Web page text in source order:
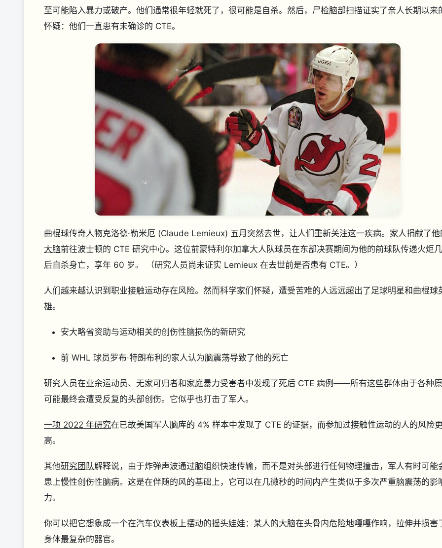
至可能陷入暴力或破产。他们通常很年轻就死了，很可能是自杀。然后，尸检脑部扫描证实了亲人长期以来
怀疑：他们一直患有未确诊的 CTE。
曲棍球传奇人物克洛德·勒米厄 (Claude Lemieux) 五月突然去世，让人们重新关注这一疾病。 家人捐献了他
大脑前往波士顿的 CTE 研究中心。这位前蒙特利尔加拿大人队球员在东部决赛期间为他的前球队传递火炬
后自杀身亡，享年 60 岁。 （研究人员尚未证实 Lemieux 在去世前是否患有 CTE。）
人们越来越认识到职业接触运动存在风险。然而科学家们怀疑，遭受苦难的人远远超出了足球明星和曲棍球
雄。
安大略省资助与运动相关的创伤性脑损伤的新研究
前 WHL 球员罗布·特朗布利的家人认为脑震荡导致了他的死亡
研究人员在业余运动员、无家可归者和家庭暴力受害者中发现了死后 CTE 病例——所有这些群体由于各种
可能最终会遭受反复的头部创伤。它似乎也打击了军人。
一项 2022 年研究在已故美国军人脑库的 4% 样本中发现了 CTE 的证据，而参加过接触性运动的人的风险更
高。
其他研究团队解释说，由于炸弹声波通过脑组织快速传输，而不是对头部进行任何物理撞击，军人有时可能
患上慢性创伤性脑病。这是在伴随的风的基础上，它可以在几微秒的时间内产生类似于多次严重脑震荡的影
力。
你可以把它想象成一个在汽车仪表板上摆动的摇头娃娃：某人的大脑在头骨内危险地嘎嘎作响，拉伸并损害
身体最复杂的器官。